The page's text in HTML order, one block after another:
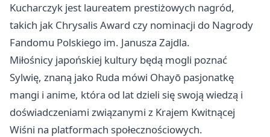
Kucharczyk jest laureatem prestiżowych nagród,
takich jak Chrysalis Award czy nominacji do Nagrody
Fandomu Polskiego im. Janusza Zajdla.
Miłośnicy japońskiej kultury będą mogli poznać
Sylwię, znaną jako Ruda mówi Ohayō pasjonatkę
mangi i anime, która od lat dzieli się swoją wiedzą i
doświadczeniami związanymi z Krajem Kwitnącej
Wiśni na platformach społecznościowych.